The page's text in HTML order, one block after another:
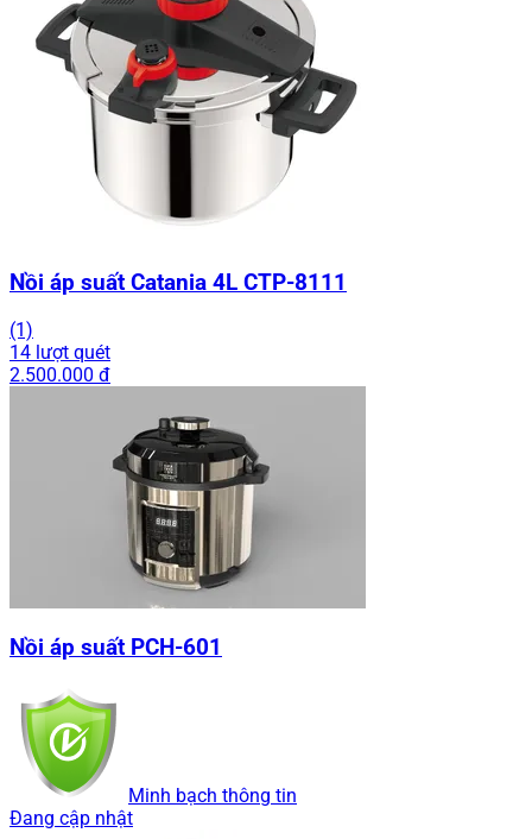
Nồi áp suất Catania 4L CTP-8111
(1)
14 lượt quét
2.500.000 đ
Nồi áp suất PCH-601
Minh bạch thông tin
Đang cập nhật